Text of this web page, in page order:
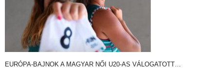
EURÓPA-BAJNOK A MAGYAR NŐI U20-AS VÁLOGATOTT…